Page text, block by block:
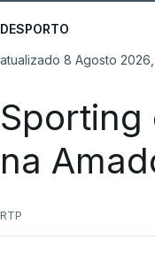
DESPORTO
atualizado 8 Agosto 2026,
Sporting
na
RTP